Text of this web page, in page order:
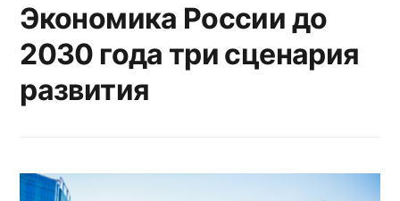
Экономика России до
2030 года три сценария
развития